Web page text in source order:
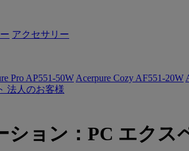
アクセサリー
Pro AP551-50W Acerpure Cozy AF551-20W
法人のお客様
ション：PC エクス